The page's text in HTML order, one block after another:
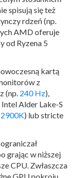
spisują się też
rdzeń (np.
AMD oferuje
od Ryzena 5
kartą
z
(np. 240 Hz),
Alder Lake-S
) lub stricte
grając w niższej
CPU. Zwłaszcza
GPU pokroju